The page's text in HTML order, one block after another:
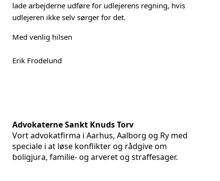
lade arbejderne udføre for udlejerens regning, hvis
udlejeren ikke selv sørger for det.
Med venlig hilsen
Erik Frodelund
Advokaterne Sankt Knuds Torv
Vort advokatfirma i Aarhus, Aalborg og Ry med
speciale i at løse konflikter og rådgive om
boligjura, familie- og arveret og straffesager.